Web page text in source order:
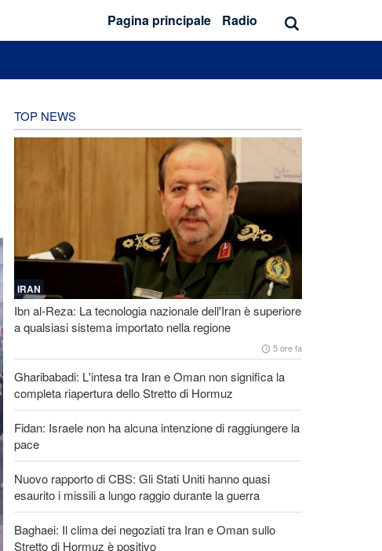
Pagina principale Radio
TOP NEWS
IRAN
Ibn al-Reza: La tecnologia nazionale dell'Iran è superiore
a qualsiasi sistema importato nella regione
5 ore fa
Gharibabadi: L'intesa tra Iran e Oman non significa la
completa riapertura dello Stretto di Hormuz
Fidan: Israele non ha alcuna intenzione di raggiungere la
pace
Nuovo rapporto di CBS: Gli Stati Uniti hanno quasi
esaurito i missili a lungo raggio durante la guerra
Baghaei: Il clima dei negoziati tra Iran e Oman sullo
Stretto di Hormuz è positivo